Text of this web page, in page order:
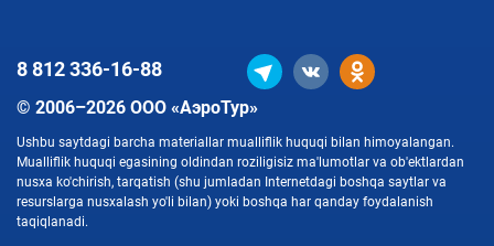
© 2006–2026 ООО «АэроТур»
Ushbu saytdagi barcha materiallar mualliflik huquqi bilan himoyalangan.
Mualliflik huquqi egasining oldindan roziligisiz ma'lumotlar va ob'ektlardan
nusxa ko'chirish, tarqatish (shu jumladan Internetdagi boshqa saytlar va
resurslarga nusxalash yo'li bilan) yoki boshqa har qanday foydalanish
taqiqlanadi.
8 812336-16-88